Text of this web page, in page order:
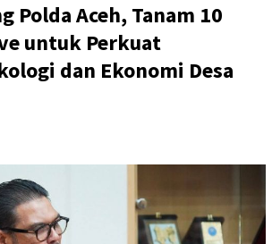
Polda Aceh, Tanam 10
untuk Perkuat
dan Ekonomi Desa